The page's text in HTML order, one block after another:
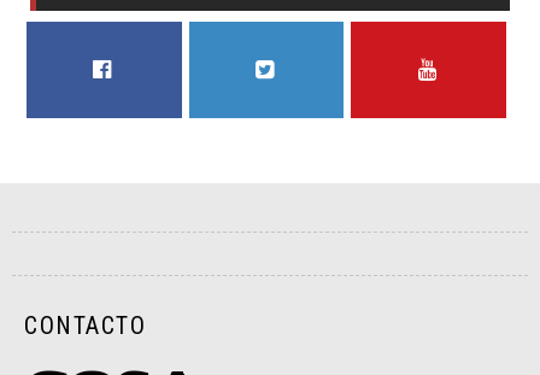
CONTACTO